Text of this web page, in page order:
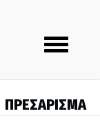
Toggle
navigation
ΠΡΕΣΑΡΙΣΜΑ